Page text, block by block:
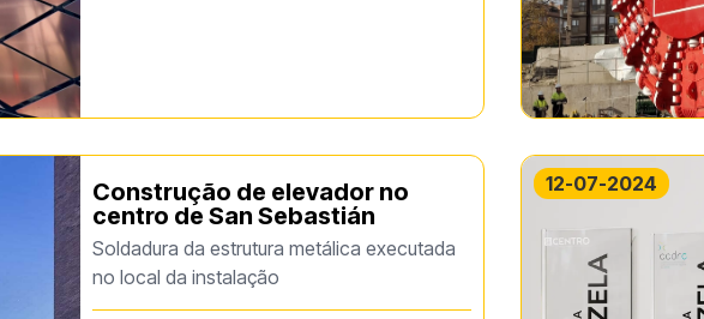
Construção de elevador no
centro de San Sebastián
Soldadura da estrutura metálica executada
no local da instalação
12-07-2024